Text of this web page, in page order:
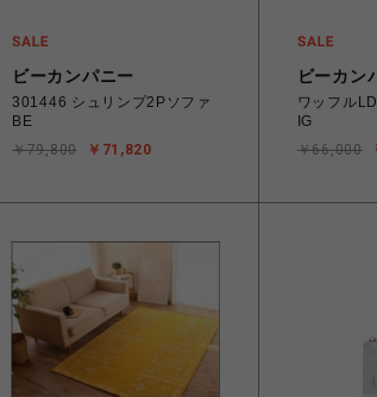
ビーカンパニー
301446 シュリンプ2Pソファ
BE
￥71,820
￥79,800
ビーカン
ワッフル
IG
￥66,000